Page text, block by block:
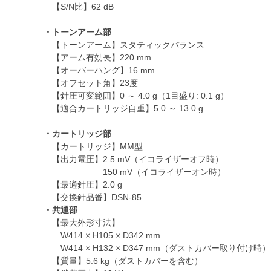
【S/N比】62 dB
・トーンアーム部
【トーンアーム】スタティックバランス
【アーム有効長】220 mm
【オーバーハング】16 mm
【オフセット角】23度
【針圧可変範囲】0 ～ 4.0 g（1目盛り: 0.1 g）
【適合カートリッジ自重】5.0 ～ 13.0 g
・カートリッジ部
【カートリッジ】MM型
【出力電圧】2.5 mV（イコライザーオフ時）
150 mV（イコライザーオン時）
【最適針圧】2.0 g
【交換針品番】DSN-85
・共通部
【最大外形寸法】
W414 × H105 × D342 mm
W414 × H132 × D347 mm（ダストカバー取り付け時）
【質量】5.6 kg（ダストカバーを含む）